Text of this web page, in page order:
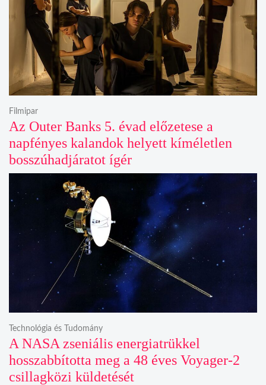
Az Outer Banks 5. évad előzetese a
napfényes kalandok helyett kíméletlen
bosszúhadjáratot ígér
Filmipar
A NASA zseniális energiatrükkel
hosszabbította meg a 48 éves Voyager-2
csillagközi küldetését
Technológia és Tudomány